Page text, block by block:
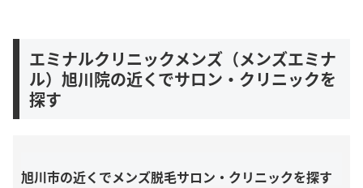
エミナルクリニックメンズ（メンズエミナ
ル）旭川院の近くでサロン・クリニックを
探す
旭川市の近くでメンズ脱毛サロン・クリニックを探す